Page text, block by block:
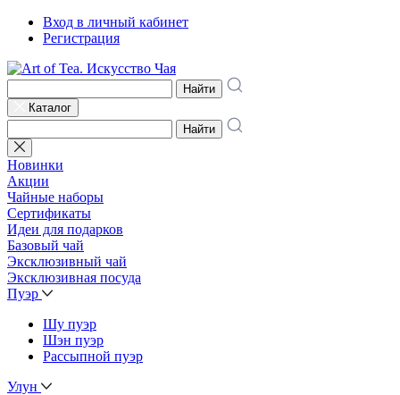
Вход в личный кабинет
Регистрация
Найти
Каталог
Найти
Новинки
Акции
Чайные наборы
Сертификаты
Идеи для подарков
Базовый чай
Эксклюзивный чай
Эксклюзивная посуда
Пуэр
Шу пуэр
Шэн пуэр
Рассыпной пуэр
Улун